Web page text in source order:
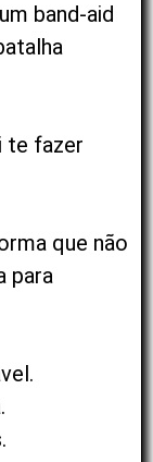
band-aid
te fazer
que não
para